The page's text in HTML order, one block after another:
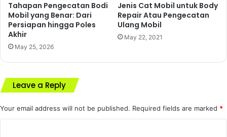
Tahapan Pengecatan Bodi
Mobil yang Benar: Dari
Persiapan hingga Poles
Akhir
May 25, 2026
Jenis Cat Mobil untuk Body
Repair Atau Pengecatan
Ulang Mobil
May 22, 2021
Leave a Reply
Your email address will not be published. Required fields are marked *